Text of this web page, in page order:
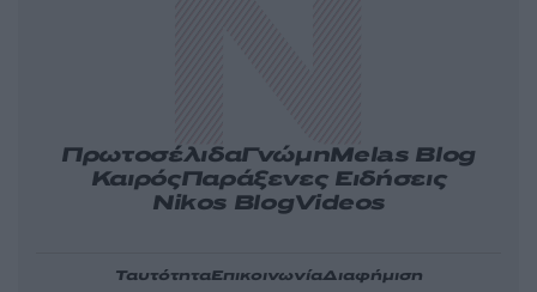
ΠρωτοσέλιδαΓνώμηMelas Blog
ΚαιρόςΠαράξενες Ειδήσεις
Nikos BlogVideos
ΤαυτότηταΕπικοινωνίαΔιαφήμιση